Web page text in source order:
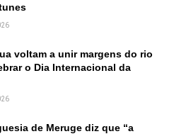
voltam a unir margens do rio
o Dia Internacional da
de Meruge diz que “a